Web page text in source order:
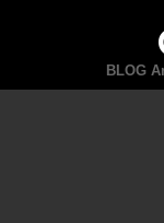
BLOG